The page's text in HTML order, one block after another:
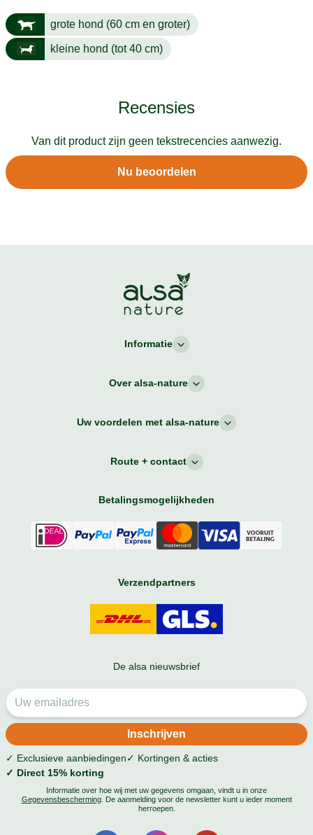
grote hond (60 cm en groter)
kleine hond (tot 40 cm)
Recensies
Van dit product zijn geen tekstrecencies aanwezig.
Nu beoordelen
Informatie
Over alsa-nature
Uw voordelen met alsa-nature
Route + contact
Betalingsmogelijkheden
Verzendpartners
De alsa nieuwsbrief
✓ Exclusieve aanbiedingen✓ Kortingen & acties
✓ Direct 15% korting
Informatie over hoe wij met uw gegevens omgaan, vindt u in onze
Gegevensbescherming. De aanmelding voor de newsletter kunt u ieder moment
herroepen.